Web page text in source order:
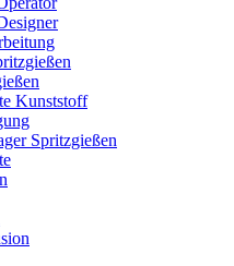
Kunststoff
Spritzgießen